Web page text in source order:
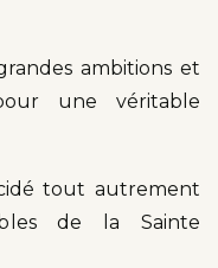
ambitions et
une véritable
tout autrement
de la Sainte